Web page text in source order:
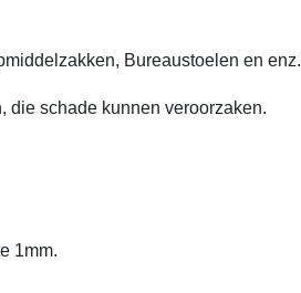
Bureaustoelen en enz.
die schade kunnen veroorzaken.
1mm.